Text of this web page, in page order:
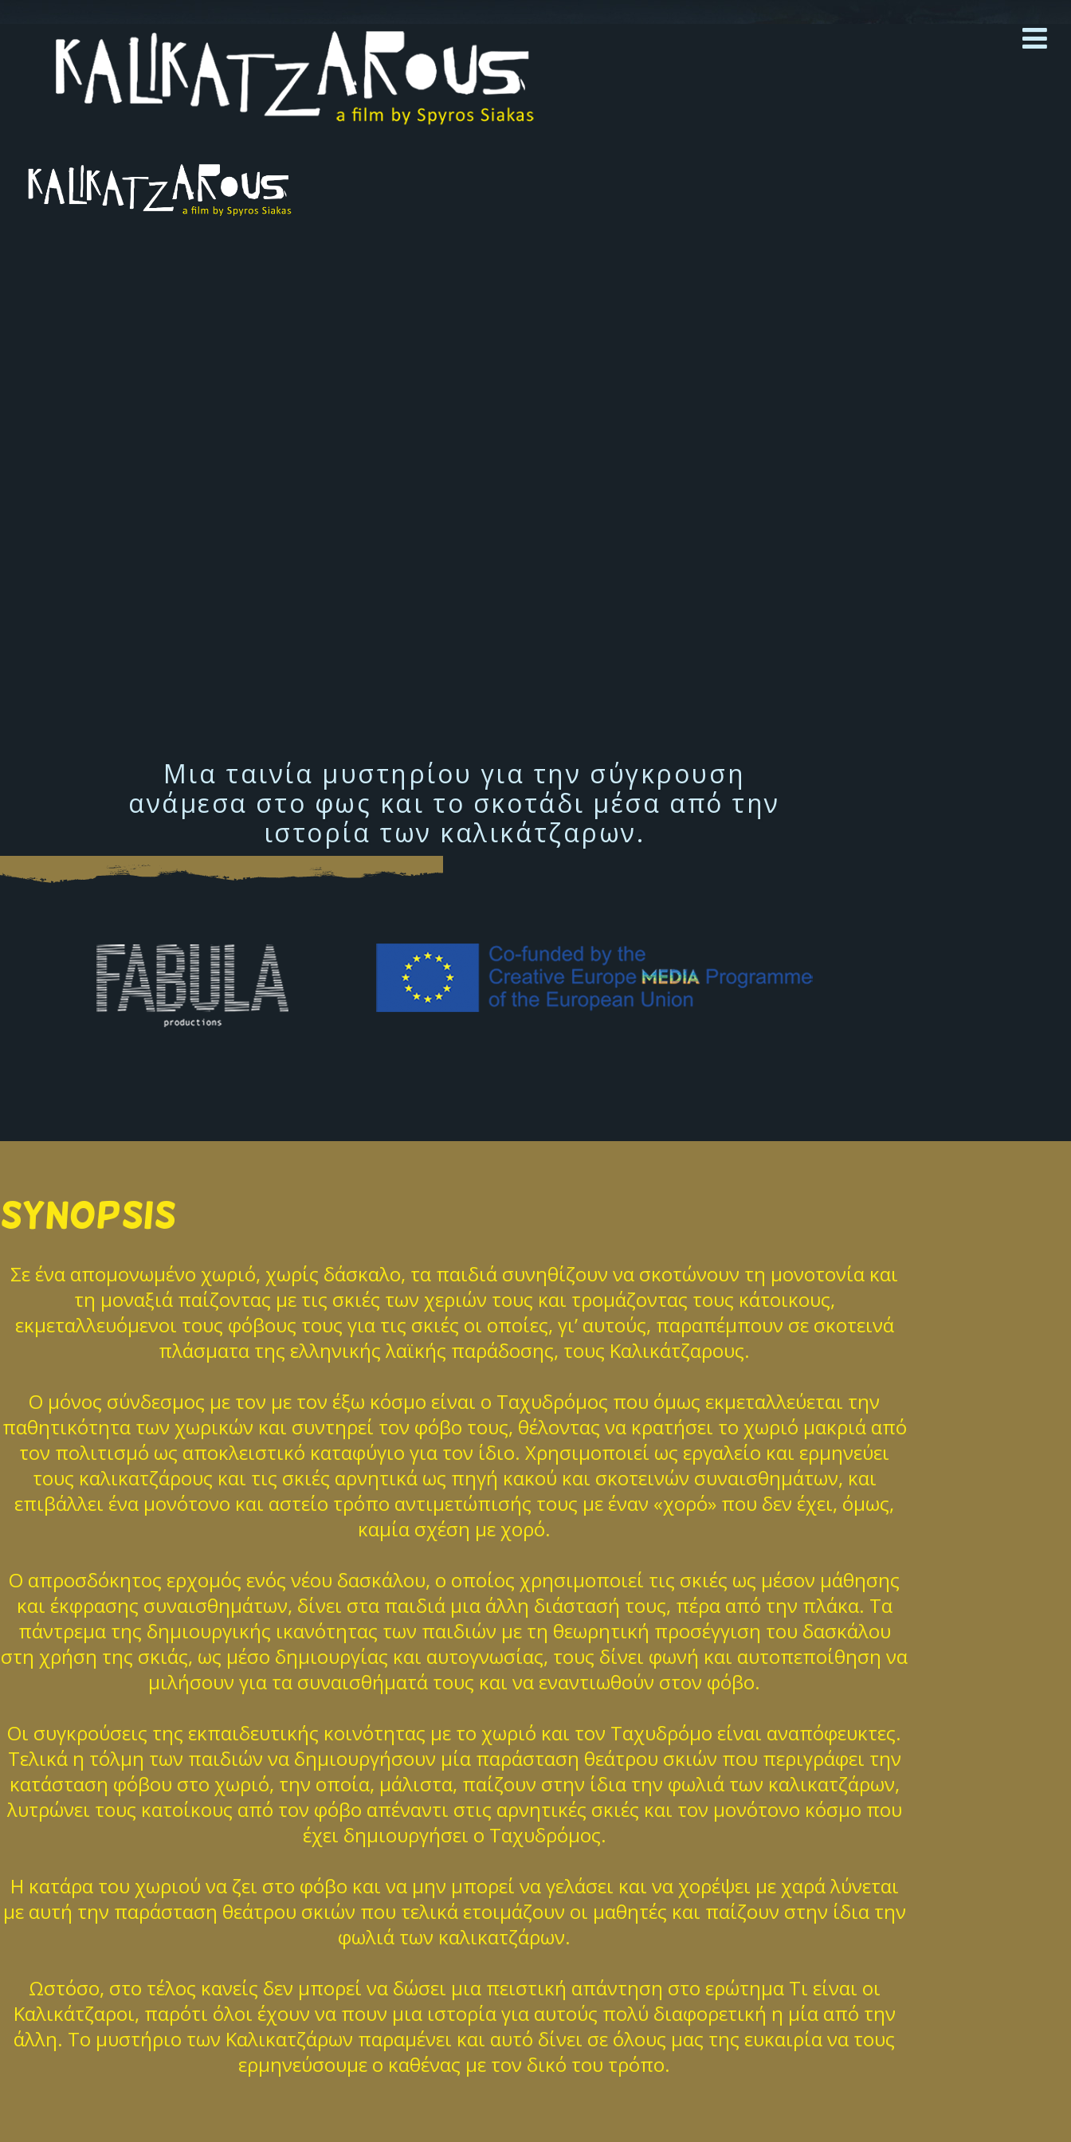
Μια ταινία μυστηρίου για την σύγκρουση
ανάμεσα στο φως και το σκοτάδι μέσα από την
ιστορία των καλικάτζαρων.
SYNOPSIS
Σε ένα απομονωμένο χωριό, χωρίς δάσκαλο, τα παιδιά συνηθίζουν να σκοτώνουν τη μονοτονία και
τη μοναξιά παίζοντας με τις σκιές των χεριών τους και τρομάζοντας τους κάτοικους,
εκμεταλλευόμενοι τους φόβους τους για τις σκιές οι οποίες, γι’ αυτούς, παραπέμπουν σε σκοτεινά
πλάσματα της ελληνικής λαϊκής παράδοσης, τους Καλικάτζαρους.
Ο μόνος σύνδεσμος με τον με τον έξω κόσμο είναι ο Ταχυδρόμος που όμως εκμεταλλεύεται την
παθητικότητα των χωρικών και συντηρεί τον φόβο τους, θέλοντας να κρατήσει το χωριό μακριά από
τον πολιτισμό ως αποκλειστικό καταφύγιο για τον ίδιο. Χρησιμοποιεί ως εργαλείο και ερμηνεύει
τους καλικατζάρους και τις σκιές αρνητικά ως πηγή κακού και σκοτεινών συναισθημάτων, και
επιβάλλει ένα μονότονο και αστείο τρόπο αντιμετώπισής τους με έναν «χορό» που δεν έχει, όμως,
καμία σχέση με χορό.
Ο απροσδόκητος ερχομός ενός νέου δασκάλου, ο οποίος χρησιμοποιεί τις σκιές ως μέσον μάθησης
και έκφρασης συναισθημάτων, δίνει στα παιδιά μια άλλη διάστασή τους, πέρα από την πλάκα. Τα
πάντρεμα της δημιουργικής ικανότητας των παιδιών με τη θεωρητική προσέγγιση του δασκάλου
στη χρήση της σκιάς, ως μέσο δημιουργίας και αυτογνωσίας, τους δίνει φωνή και αυτοπεποίθηση να
μιλήσουν για τα συναισθήματά τους και να εναντιωθούν στον φόβο.
Οι συγκρούσεις της εκπαιδευτικής κοινότητας με το χωριό και τον Ταχυδρόμο είναι αναπόφευκτες.
Τελικά η τόλμη των παιδιών να δημιουργήσουν μία παράσταση θεάτρου σκιών που περιγράφει την
κατάσταση φόβου στο χωριό, την οποία, μάλιστα, παίζουν στην ίδια την φωλιά των καλικατζάρων,
λυτρώνει τους κατοίκους από τον φόβο απέναντι στις αρνητικές σκιές και τον μονότονο κόσμο που
έχει δημιουργήσει ο Ταχυδρόμος.
Η κατάρα του χωριού να ζει στο φόβο και να μην μπορεί να γελάσει και να χορέψει με χαρά λύνεται
με αυτή την παράσταση θεάτρου σκιών που τελικά ετοιμάζουν οι μαθητές και παίζουν στην ίδια την
φωλιά των καλικατζάρων.
Ωστόσο, στο τέλος κανείς δεν μπορεί να δώσει μια πειστική απάντηση στο ερώτημα Τι είναι οι
Καλικάτζαροι, παρότι όλοι έχουν να πουν μια ιστορία για αυτούς πολύ διαφορετική η μία από την
άλλη. Το μυστήριο των Καλικατζάρων παραμένει και αυτό δίνει σε όλους μας της ευκαιρία να τους
ερμηνεύσουμε ο καθένας με τον δικό του τρόπο.